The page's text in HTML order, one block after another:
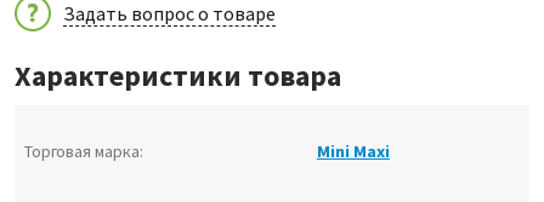
Задать вопрос о товаре
Характеристики товара
Торговая марка: Mini Maxi